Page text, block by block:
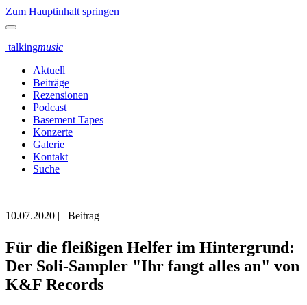
Zum Hauptinhalt springen
talkingmusic
Aktuell
Beiträge
Rezensionen
Podcast
Basement Tapes
Konzerte
Galerie
Kontakt
Suche
10.07.2020 | Beitrag
Für die fleißigen Helfer im Hintergrund:
Der Soli-Sampler "Ihr fangt alles an" von
K&F Records